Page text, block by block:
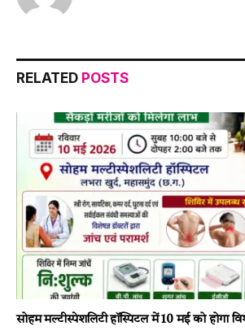
RELATED POSTS
सोहम मल्टीस्पेशलिटी हॉस्पिटल में 10 मई को होगा